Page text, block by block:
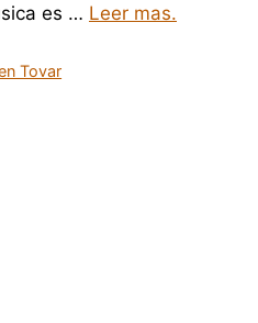
es … Leer mas.
Tovar